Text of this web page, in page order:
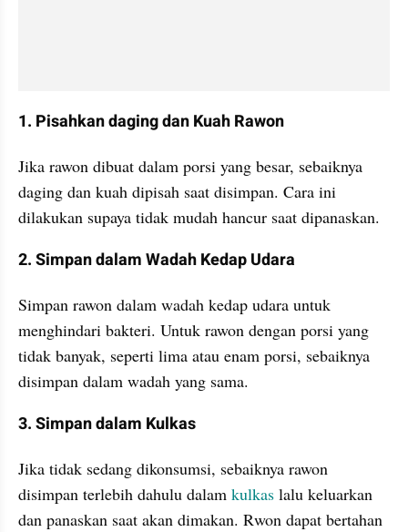
1. Pisahkan daging dan Kuah Rawon
Jika rawon dibuat dalam porsi yang besar, sebaiknya
daging dan kuah dipisah saat disimpan. Cara ini
dilakukan supaya tidak mudah hancur saat dipanaskan.
2. Simpan dalam Wadah Kedap Udara
Simpan rawon dalam wadah kedap udara untuk
menghindari bakteri. Untuk rawon dengan porsi yang
tidak banyak, seperti lima atau enam porsi, sebaiknya
disimpan dalam wadah yang sama.
3. Simpan dalam Kulkas
Jika tidak sedang dikonsumsi, sebaiknya rawon
disimpan terlebih dahulu dalam kulkas lalu keluarkan
dan panaskan saat akan dimakan. Rwon dapat bertahan